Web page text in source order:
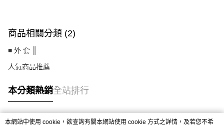
商品相關分類 (2)
■ 外 套 ║
人氣商品推薦
本分類熱銷全站排行
本網站中使用 cookie，欲查詢有關本網站使用 cookie 方式之詳情，及若您不希